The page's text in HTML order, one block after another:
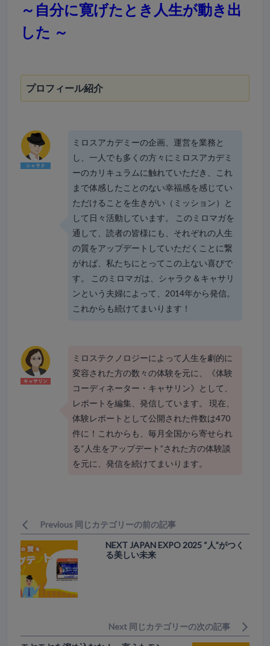
～自分に寛げたとき人生が動き出
した ～
プロフィール紹介
ミロスアカデミーの企画、運営を業務と
し、一人でも多くの方々にミロスアカデミ
ーのカリキュラムに触れていただき、これ
まで体感したことのない幸福感を感じてい
ただけることを生きがい（ミッション）と
して日々活動しています。 このミロマガを
通して、読者の皆様にも、それぞれの人生
の質をアップデートしていただくことに繋
がれば、私たちにとってこの上ない喜びで
す。 このミロマガは、シャラク＆キャサリ
ンという夫婦によって、2014年から発信。
これからも続けてまいります！
ミロステクノロジーによって人生を劇的に
変容された方の数々の体験を元に、《体験
コーディネーター・キャサリン》として、
レポートを編集、発信しています。 現在、
体験レポートとして公開された件数は470
件に！これからも、毎月全国から寄せられ
る“人生をアップデート”された方の体験談
を元に、発信を続けてまいります。
Previous 同じカテゴリーの前の記事
NEXT JAPAN EXPO 2025 “人”がつく
る美しい未来
Next 同じカテゴリーの次の記事